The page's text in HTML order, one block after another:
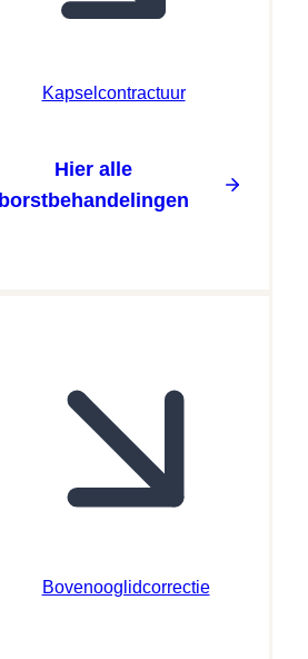
Kapselcontractuur
Hier alle
borstbehandelingen
Bovenooglidcorrectie